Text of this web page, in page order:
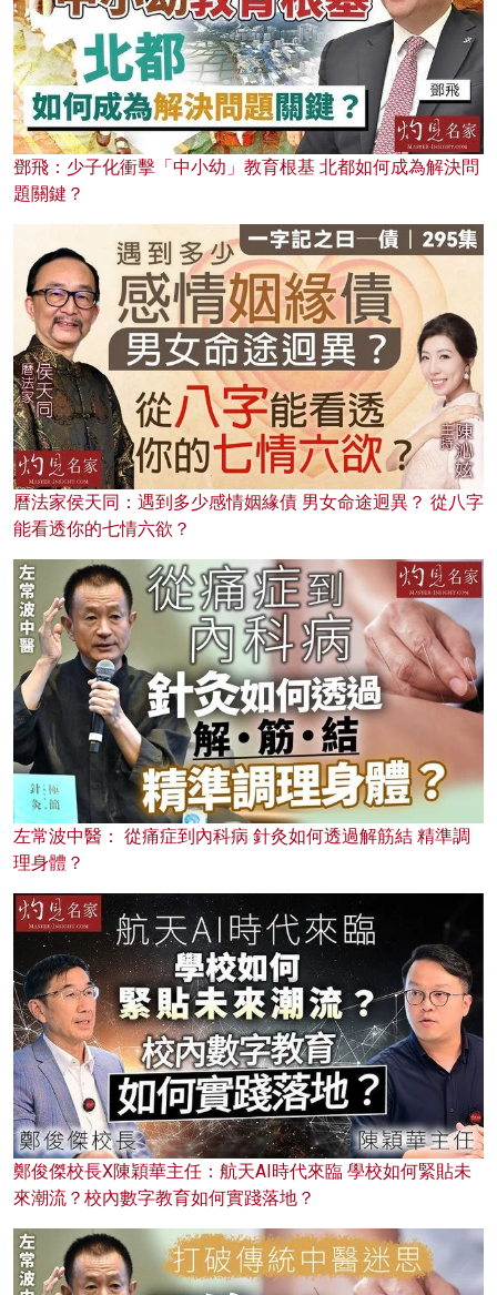
鄧飛：少子化衝擊「中小幼」教育根基 北都如何成為解決問
題關鍵？
曆法家侯天同：遇到多少感情姻緣債 男女命途迥異？ 從八字
能看透你的七情六欲？
左常波中醫： 從痛症到內科病 針灸如何透過解筋結 精準調
理身體？
鄭俊傑校長X陳穎華主任：航天AI時代來臨 學校如何緊貼未
來潮流？校內數字教育如何實踐落地？